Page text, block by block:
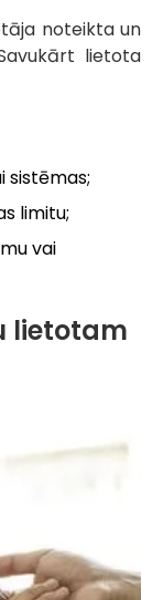
noteikta un
lietota
sistēmas;
limitu;
vai
lietotam